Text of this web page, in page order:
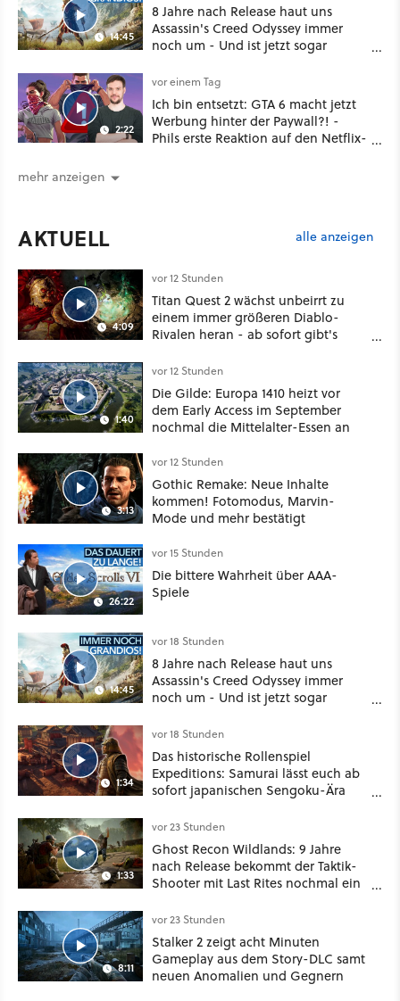
14:45
8 Jahre nach Release haut uns
Assassin's Creed Odyssey immer
noch um - Und ist jetzt sogar
2:22
vor einem Tag
Ich bin entsetzt: GTA 6 macht jetzt
Werbung hinter der Paywall?! -
Phils erste Reaktion auf den Netflix-
mehr anzeigen
AKTUELL alle anzeigen
4:09
vor 12 Stunden
Titan Quest 2 wächst unbeirrt zu
einem immer größeren Diablo-
Rivalen heran - ab sofort gibt's
Klasse
1:40
vor 12 Stunden
Die Gilde: Europa 1410 heizt vor
dem Early Access im September
nochmal die Mittelalter-Essen an
3:13
vor 12 Stunden
Gothic Remake: Neue Inhalte
kommen! Fotomodus, Marvin-
Mode und mehr bestätigt
26:22
vor 15 Stunden
Die bittere Wahrheit über AAA-
Spiele
14:45
vor 18 Stunden
8 Jahre nach Release haut uns
Assassin's Creed Odyssey immer
noch um - Und ist jetzt sogar
1:34
vor 18 Stunden
Das historische Rollenspiel
Expeditions: Samurai lässt euch ab
sofort japanischen Sengoku-Ära
oder Diplomatie
1:33
vor 23 Stunden
Ghost Recon Wildlands: 9 Jahre
nach Release bekommt der Taktik-
Shooter mit Last Rites nochmal ein
8:11
vor 23 Stunden
Stalker 2 zeigt acht Minuten
Gameplay aus dem Story-DLC samt
neuen Anomalien und Gegnern